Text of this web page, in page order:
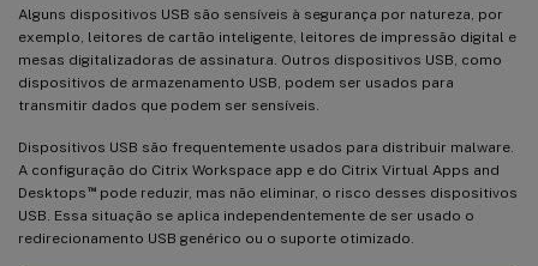
Alguns dispositivos USB são sensíveis à segurança por natureza, por
exemplo, leitores de cartão inteligente, leitores de impressão digital e
mesas digitalizadoras de assinatura. Outros dispositivos USB, como
dispositivos de armazenamento USB, podem ser usados para
transmitir dados que podem ser sensíveis.
Dispositivos USB são frequentemente usados para distribuir malware.
A configuração do Citrix Workspace app e do Citrix Virtual Apps and
Desktops ™pode reduzir, mas não eliminar, o risco desses dispositivos
USB. Essa situação se aplica independentemente de ser usado o
redirecionamento USB genérico ou o suporte otimizado.